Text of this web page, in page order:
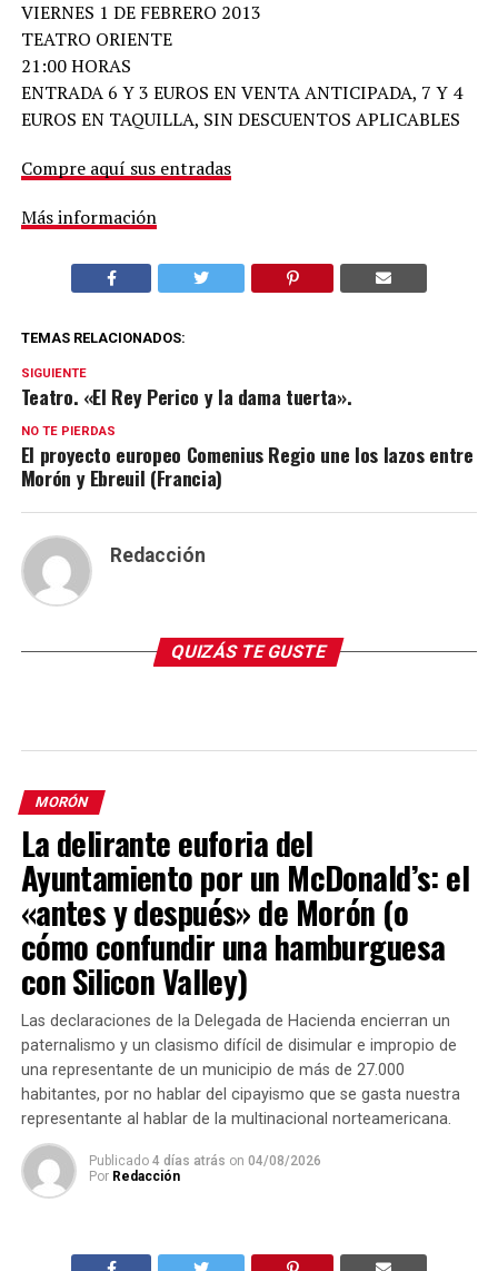
VIERNES 1 DE FEBRERO 2013
TEATRO ORIENTE
21:00 HORAS
ENTRADA 6 Y 3 EUROS EN VENTA ANTICIPADA, 7 Y 4
EUROS EN TAQUILLA, SIN DESCUENTOS APLICABLES
Compre aquí sus entradas
Más información
TEMAS RELACIONADOS:
SIGUIENTE
Teatro. «El Rey Perico y la dama tuerta».
NO TE PIERDAS
El proyecto europeo Comenius Regio une los lazos entre
Morón y Ebreuil (Francia)
Redacción
QUIZÁS TE GUSTE
MORÓN
La delirante euforia del
Ayuntamiento por un McDonald’s: el
«antes y después» de Morón (o
cómo confundir una hamburguesa
con Silicon Valley)
Las declaraciones de la Delegada de Hacienda encierran un
paternalismo y un clasismo difícil de disimular e impropio de
una representante de un municipio de más de 27.000
habitantes, por no hablar del cipayismo que se gasta nuestra
representante al hablar de la multinacional norteamericana.
Publicado 4 días atrás on 04/08/2026
Por Redacción